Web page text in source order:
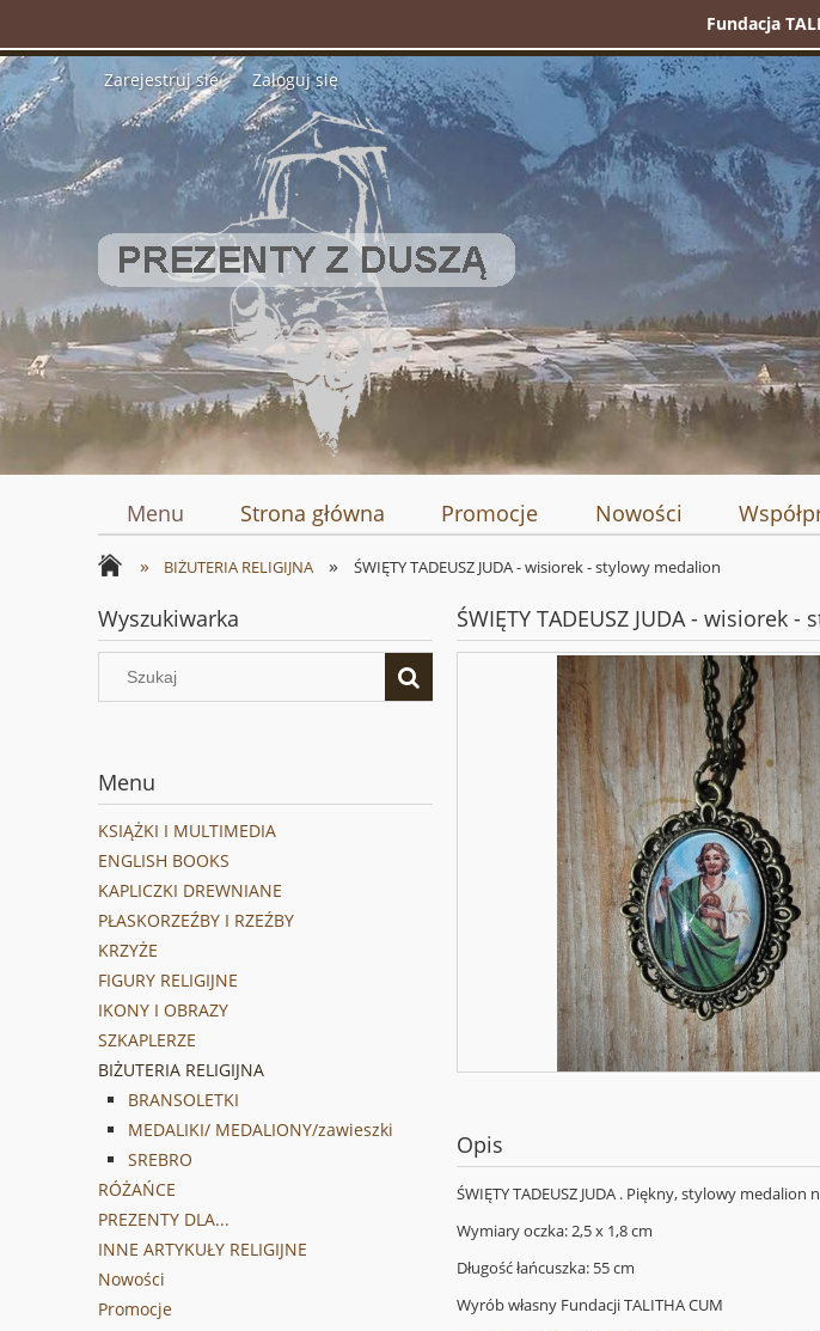
Fundacja
Zarejestruj się Zaloguj się
Menu Strona główna Promocje Nowości
» BIŻUTERIA RELIGIJNA » ŚWIĘTY TADEUSZ JUDA - wisiorek - stylowy medalion
Wyszukiwarka
Menu
KSIĄŻKI I MULTIMEDIA
ENGLISH BOOKS
KAPLICZKI DREWNIANE
PŁASKORZEŹBY I RZEŹBY
KRZYŻE
FIGURY RELIGIJNE
IKONY I OBRAZY
SZKAPLERZE
BIŻUTERIA RELIGIJNA
BRANSOLETKI
MEDALIKI/ MEDALIONY/zawieszki
SREBRO
RÓŻAŃCE
PREZENTY DLA...
INNE ARTYKUŁY RELIGIJNE
Nowości
Promocje
ŚWIĘTY TADEUSZ JUDA - wisiorek
Opis
ŚWIĘTY TADEUSZ JUDA . Piękny, stylowy
Wymiary oczka: 2,5 x 1,8 cm
Długość łańcuszka: 55 cm
Wyrób własny Fundacji TALITHA CUM